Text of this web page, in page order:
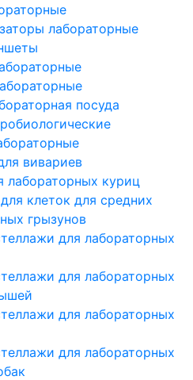
лабораторные
посуда
вивариев
лабораторных куриц
клеток для средних
грызунов
для лабораторных
для лабораторных
для лабораторных
для лабораторных